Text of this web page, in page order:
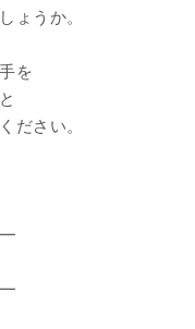
ょうか。
を
ださい。